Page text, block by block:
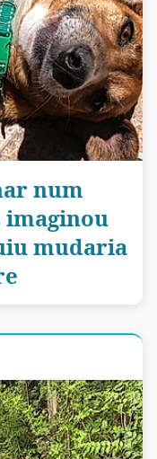
num
imaginou
mudaria